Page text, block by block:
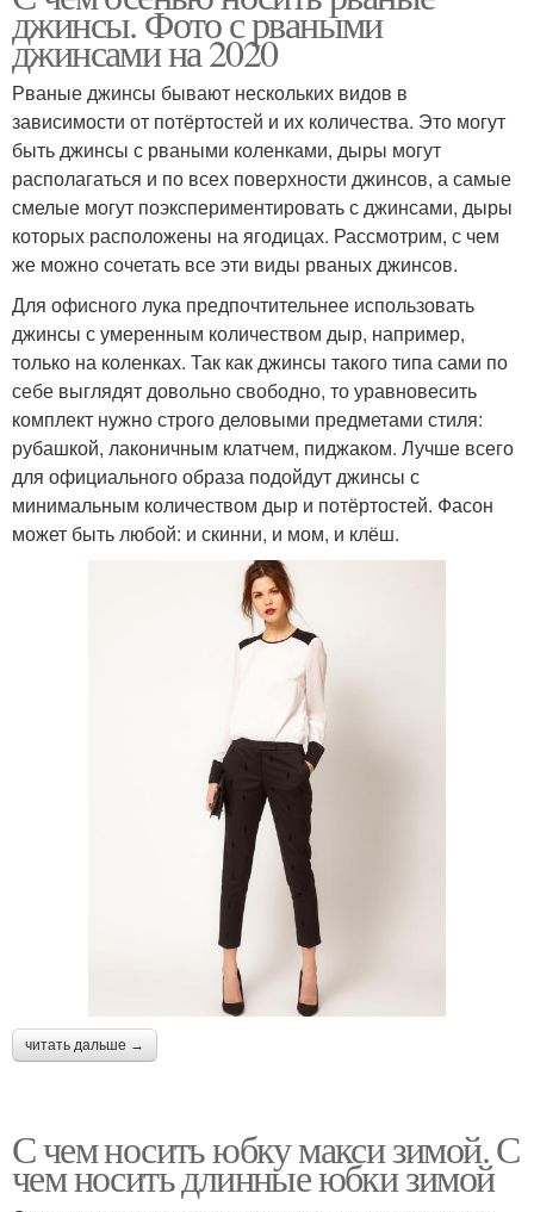
джинсы. Фото с рваными
джинсами на 2020
Рваные джинсы бывают нескольких видов в
зависимости от потёртостей и их количества. Это могут
быть джинсы с рваными коленками, дыры могут
располагаться и по всех поверхности джинсов, а самые
смелые могут поэкспериментировать с джинсами, дыры
которых расположены на ягодицах. Рассмотрим, с чем
же можно сочетать все эти виды рваных джинсов.
Для офисного лука предпочтительнее использовать
джинсы с умеренным количеством дыр, например,
только на коленках. Так как джинсы такого типа сами по
себе выглядят довольно свободно, то уравновесить
комплект нужно строго деловыми предметами стиля:
рубашкой, лаконичным клатчем, пиджаком. Лучше всего
для официального образа подойдут джинсы с
минимальным количеством дыр и потёртостей. Фасон
может быть любой: и скинни, и мом, и клёш.
читать дальше →
С чем носить юбку макси зимой. С
чем носить длинные юбки зимой